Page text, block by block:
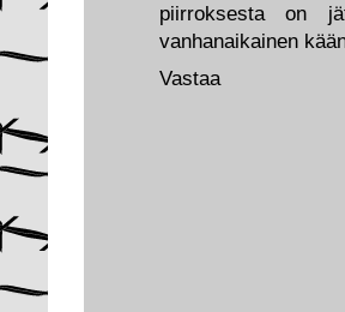
piirroksesta on
vanhanaikainen
Vastaa